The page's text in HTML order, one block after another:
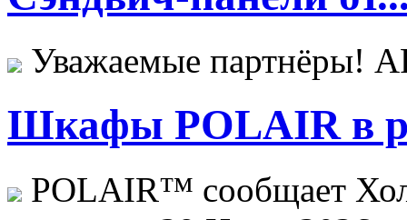
Уважаемые
Шкафы POLAIR в
POLAIR™ сообщает